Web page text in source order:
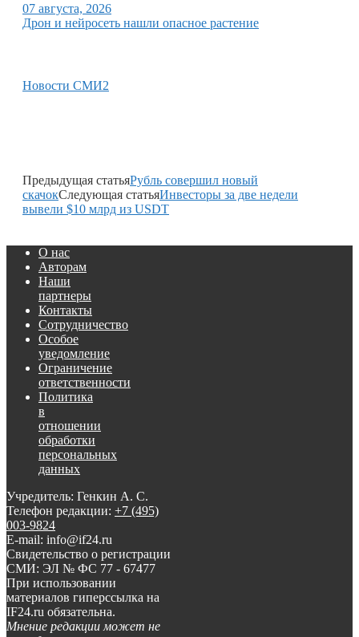
07 августа, 2026
Дрон и нейросеть нашли опасное растение
Новости СМИ2
Предыдущая статьяРубль совершил новый
скачокСледующая статьяИнвесторы за две недели
вывели $10 млрд из USDT
О нас
Авторам
Наши
партнеры
Контакты
Сотрудничество
Особое
уведомление
Ограничение
ответственности
Политика
в
отношении
обработки
персональных
данных
Учредитель: Генкин А. С.
Телефон редакции: +7 (495)
003-9824
E-mail: info@if24.ru
Свидетельство о регистрации
СМИ: ЭЛ № ФС 77 - 67477
При использовании
материалов гиперссылка на
IF24.ru обязательна.
Мнение редакции может не